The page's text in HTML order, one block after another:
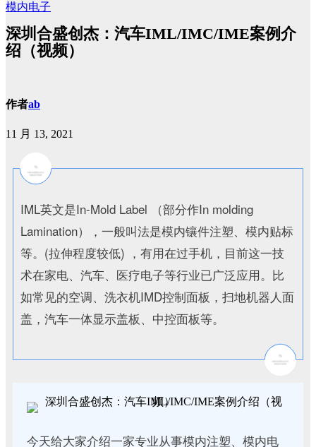
模内电子
深圳合盛创杰：汽车IML/IMC/IME案例介
绍（视频）
作者ab
11 月 13, 2021
IML英文是In-Mold Label （部分作In molding
Lamination），一般叫法是模内镶件注塑、模内贴标
等。(拉伸程度较低) ，有用在过手机，目前这一技
术在家电、汽车、医疗电子等行业已广泛应用。比
如常见的空调、洗衣机IMD控制面板，扫地机器人面
盖，汽车一体显示盖板、中控面板等。
今天给大家介绍一家专业从事模内注塑、模内电